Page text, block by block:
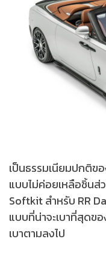
เป็นธรรมเนียมปกติข
แบบไม่ค่อยเหลือชิ้นส่
Softkit สำหรับ RR
แบบที่น่าจะเบาที่สุดข
เบาตามลงไป